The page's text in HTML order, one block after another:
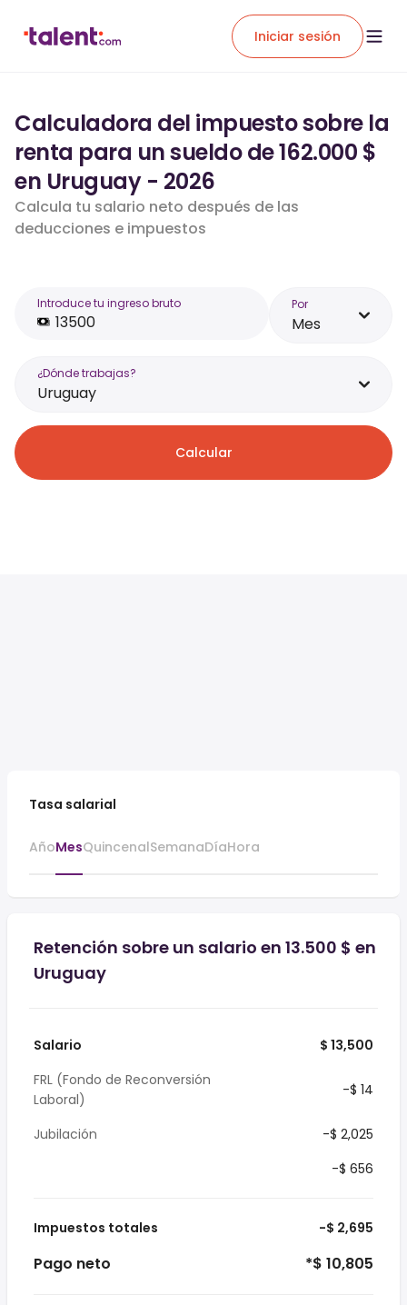
Iniciar sesión
Calculadora del impuesto sobre la
renta para un sueldo de 162.000 $
en Uruguay - 2026
Calcula tu salario neto después de las
deducciones e impuestos
Introduce tu ingreso bruto Por
Mes
¿Dónde trabajas?
Uruguay
Calcular
Tasa salarial
AñoMesQuincenalSemanaDíaHora
Retención sobre un salario en 13.500 $ en
Uruguay
Salario
$ 13,500
FRL (Fondo de Reconversión
Laboral)
-$ 14
Jubilación
-$ 2,025
-$ 656
Impuestos totales -$ 2,695
Pago neto *$ 10,805